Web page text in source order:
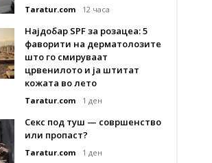
Taratur.com 12 часа
Најдобар SPF за розацеа: 5
фаворити на дерматолозите
што го смируваат
црвенилото и ја штитат
кожата во лето
Taratur.com 1 ден
Секс под туш — совршенство
или пропаст?
Taratur.com 1 ден